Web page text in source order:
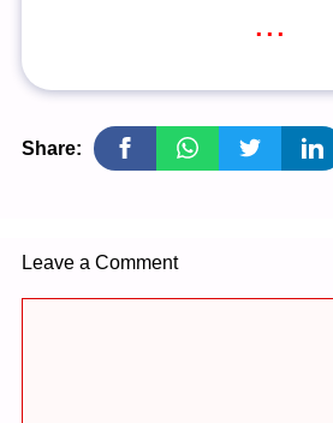
...
Share:
Leave a Comment